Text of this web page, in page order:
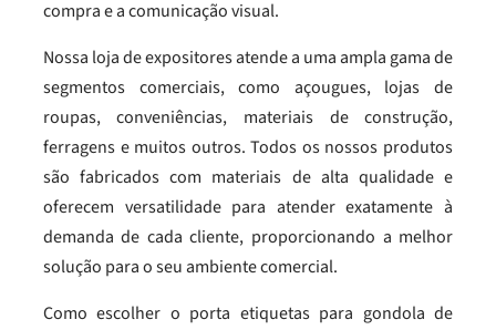
compra e a comunicação visual.
Nossa loja de expositores atende a uma ampla gama de
segmentos comerciais, como açougues, lojas de
roupas, conveniências, materiais de construção,
ferragens e muitos outros. Todos os nossos produtos
são fabricados com materiais de alta qualidade e
oferecem versatilidade para atender exatamente à
demanda de cada cliente, proporcionando a melhor
solução para o seu ambiente comercial.
Como escolher o porta etiquetas para gondola de